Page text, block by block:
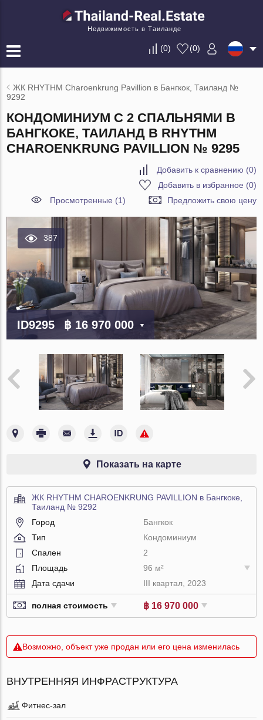
Недвижимость в Таиланде
(0) (0)
ЖК RHYTHM Charoenkrung Pavillion в Бангкок, Таиланд №
9292
КОНДОМИНИУМ С 2 СПАЛЬНЯМИ В
БАНГКОКЕ, ТАИЛАНД В RHYTHM
CHAROENKRUNG PAVILLION № 9295
Добавить к сравнению (0)
Добавить в избранное (0)
Просмотренные (1)
Предложить свою цену
387
ID9295 ฿ 16 970 000
Показать на карте
ЖК RHYTHM CHAROENKRUNG PAVILLION в Бангкоке,
Таиланд № 9292
Город
Бангкок
Тип
Кондоминиум
Спален
2
Площадь
96 м²
Дата сдачи
III квартал, 2023
полная стоимость ฿ 16 970 000
Возможно, объект уже продан или его цена изменилась
ВНУТРЕННЯЯ ИНФРАСТРУКТУРА
Фитнес-зал